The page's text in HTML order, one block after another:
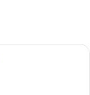
mit Bett,